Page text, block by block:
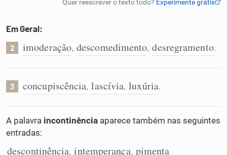
Cata-letras
Caça-palavras
Em Geral:
2 imoderação, descomedimento, desregramento.
3 concupiscência, lascívia, luxúria.
A palavra incontinência aparece também nas seguintes
entradas:
descontinência, intemperança, pimenta